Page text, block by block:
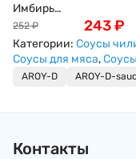
Имбирь
маринованный,
розовый, 1кг
252 ₽ 243₽
Категории: Соусы
Соусы для мяса,
AROY-D AROY-D-
Контакты